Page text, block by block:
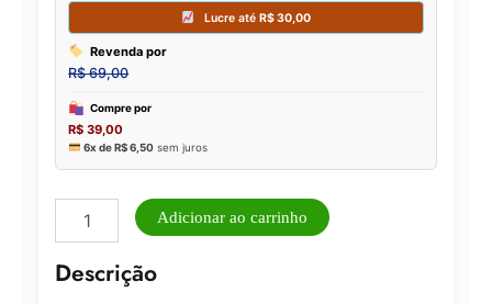
Prada
ml
Adicionar ao carrinho
Descrição